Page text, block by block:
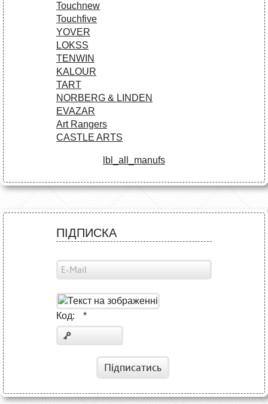
Touchnew
Touchfive
YOVER
LOKSS
TENWIN
KALOUR
TART
NORBERG & LINDEN
EVAZAR
Art Rangers
CASTLE ARTS
lbl_all_manufs
ПІДПИСКА
Код: *
Підписатись